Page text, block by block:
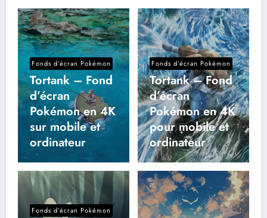
Fonds d’écran Pokémon
Tortank – Fond
d’écran
Pokémon en 4K
sur mobile et
ordinateur
Fonds d’écran Pokémon
Tortank – Fond
d’écran
Pokémon en 4K
pour mobile et
ordinateur
Fonds d’écran Pokémon